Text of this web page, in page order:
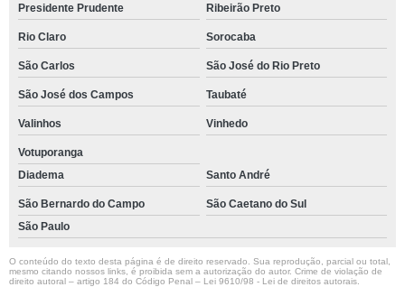
Presidente Prudente Ribeirão Preto
Rio Claro Sorocaba
São Carlos São José do Rio Preto
São José dos Campos Taubaté
Valinhos Vinhedo
Votuporanga
Diadema
Santo André
São Bernardo do Campo
São Caetano do Sul
São Paulo
O conteúdo do texto desta página é de direito reservado. Sua reprodução, parcial ou total,
mesmo citando nossos links, é proibida sem a autorização do autor. Crime de violação de
direito autoral – artigo 184 do Código Penal – Lei 9610/98 - Lei de direitos autorais